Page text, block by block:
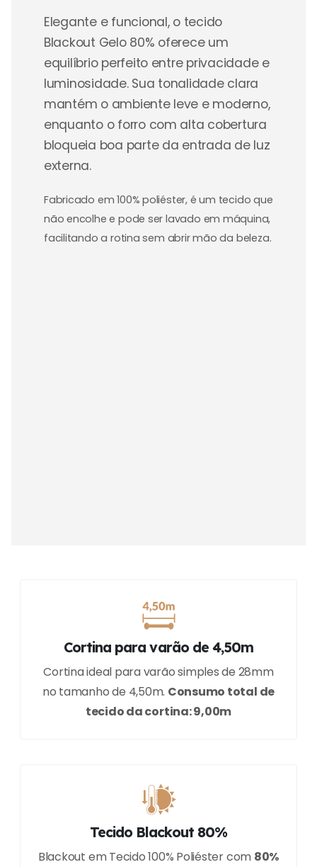
Elegante e funcional, o tecido
Blackout Gelo 80% oferece um
equilíbrio perfeito entre privacidade e
luminosidade. Sua tonalidade clara
mantém o ambiente leve e moderno,
enquanto o forro com alta cobertura
bloqueia boa parte da entrada de luz
externa.
Fabricado em 100% poliéster, é um tecido que
não encolhe e pode ser lavado em máquina,
facilitando a rotina sem abrir mão da beleza.
Cortina para varão de 4,50m
Cortina ideal para varão simples de 28mm
no tamanho de 4,50m. Consumo total de
tecido da cortina: 9,00m
Tecido Blackout 80%
Blackout em Tecido 100% Poliéster com 80%